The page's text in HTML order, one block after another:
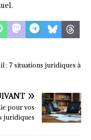
: 7 situations juridiques à
pour vos
juridiques